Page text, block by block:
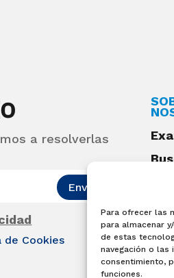
Para ofrecer las
para almacenar
de estas
navegación o las
consentimiento,
funciones.
a resolverlas
Enviar
de Cookies